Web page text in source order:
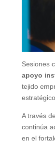
Sesiones
apoyo
tejido
A través
continúa
en el